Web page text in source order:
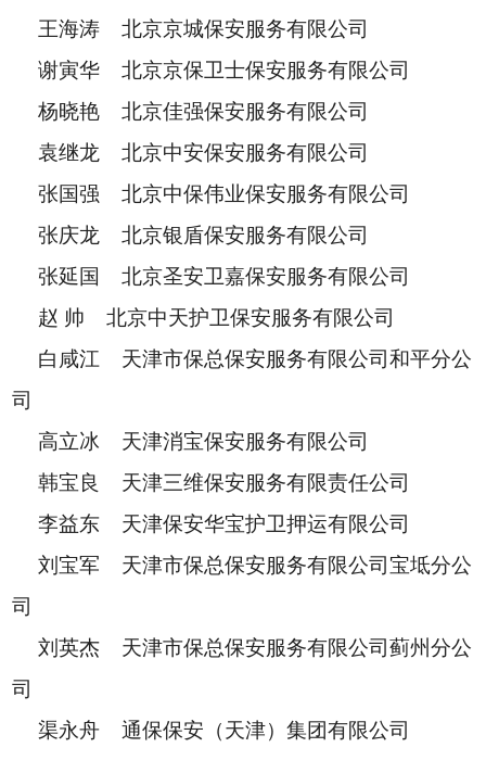
王海涛 北京京城保安服务有限公司
谢寅华 北京京保卫士保安服务有限公司
杨晓艳 北京佳强保安服务有限公司
袁继龙 北京中安保安服务有限公司
张国强 北京中保伟业保安服务有限公司
张庆龙 北京银盾保安服务有限公司
张延国 北京圣安卫嘉保安服务有限公司
赵 帅 北京中天护卫保安服务有限公司
白咸江 天津市保总保安服务有限公司和平分公
司
高立冰 天津消宝保安服务有限公司
韩宝良 天津三维保安服务有限责任公司
李益东 天津保安华宝护卫押运有限公司
刘宝军 天津市保总保安服务有限公司宝坻分公
司
刘英杰 天津市保总保安服务有限公司蓟州分公
司
渠永舟 通保保安（天津）集团有限公司